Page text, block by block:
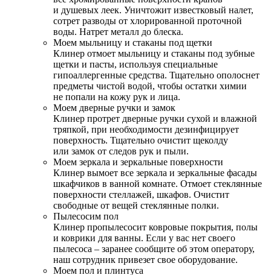
и душевых леек. Уничтожит известковый налет,
сотрет разводы от хлорированной проточной
воды. Натрет металл до блеска.
Моем мыльницу и стаканы под щетки
Клинер отмоет мыльницу и стаканы под зубные
щетки и пасты, используя специальные
гипоаллергенные средства. Тщательно ополоснет
предметы чистой водой, чтобы остатки химии
не попали на кожу рук и лица.
Моем дверные ручки и замок
Клинер протрет дверные ручки сухой и влажной
тряпкой, при необходимости дезинфицирует
поверхность. Тщательно очистит щеколду
или замок от следов рук и пыли.
Моем зеркала и зеркальные поверхности
Клинер вымоет все зеркала и зеркальные фасады
шкафчиков в ванной комнате. Отмоет стеклянные
поверхности стеллажей, шкафов. Очистит
свободные от вещей стеклянные полки.
Пылесосим пол
Клинер пропылесосит ковровые покрытия, полы
и коврики для ванны. Если у вас нет своего
пылесоса – заранее сообщите об этом оператору,
наш сотрудник привезет свое оборудование.
Моем пол и плинтуса